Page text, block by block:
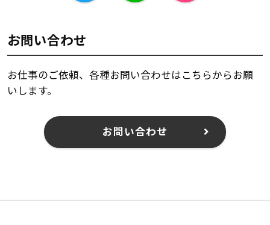
お問い合わせ
お仕事のご依頼、各種お問い合わせはこちらからお願
いします。
お問い合わせ